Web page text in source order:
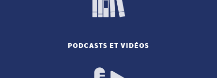
PODCASTS ET VIDÉOS